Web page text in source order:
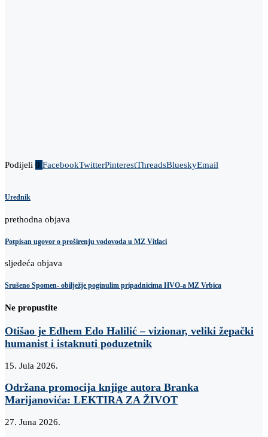
Podijeli 0 FacebookTwitterPinterestThreadsBlueskyEmail
Urednik
prethodna objava
Potpisan ugovor o proširenju vodovoda u MZ Vitlaci
sljedeća objava
Srušeno Spomen- obilježje poginulim pripadnicima HVO-a MZ Vrbica
Ne propustite
Otišao je Edhem Edo Halilić – vizionar, veliki žepački
humanist i istaknuti poduzetnik
15. Jula 2026.
Održana promocija knjige autora Branka
Marijanovića: LEKTIRA ZA ŽIVOT
27. Juna 2026.